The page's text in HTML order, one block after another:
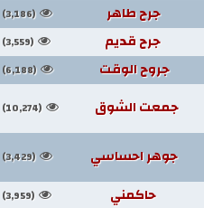
جرح طاهر (3,186)
جرح قديم (3,559)
جروح الوقت (6,188)
جمعت الشوق (10,274)
جوهر احساسي (3,429)
حاكمني (3,959)